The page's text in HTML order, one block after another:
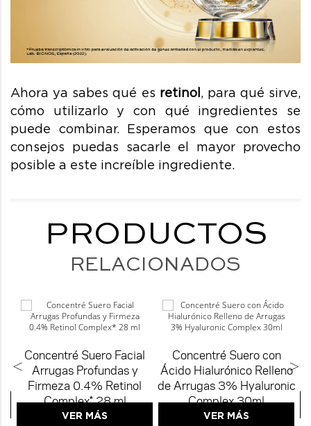
Ahora ya sabes qué es retinol , para qué sirve,
cómo utilizarlo y con qué ingredientes se
puede combinar. Esperamos que con estos
consejos puedas sacarle el mayor provecho
posible a este increíble ingrediente.
PRODUCTOS
RELACIONADOS
<
Concentré Suero Facial
Arrugas Profundas y
Firmeza 0.4% Retinol
Complex* 28 ml
VER MÁS
Concentré Suero con
Ácido Hialurónico Relleno
de Arrugas 3% Hyaluronic
Complex 30ml
VER MÁS
>